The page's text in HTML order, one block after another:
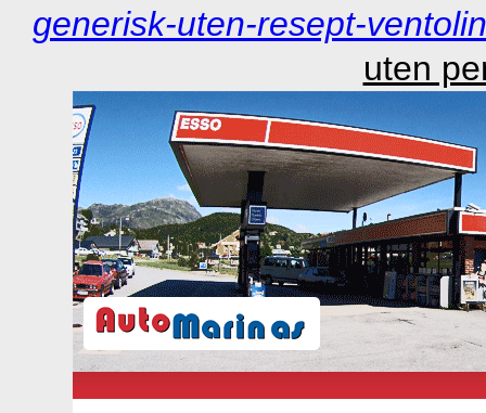
generisk-uten-resept-
uten